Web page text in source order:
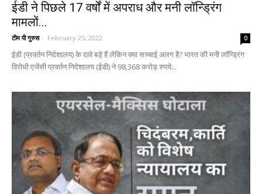
ईडी ने पिछले 17 वर्षों में अपराध और मनी लॉन्ड्रिंग
मामलों...
टीम पी गुरुस - February 25, 2022 0
ईडी (प्रवर्तन निदेशालय) के दावे बड़े हैं लेकिन क्या सच्चाई अलग है? भारत की मनी लॉन्ड्रिंग
विरोधी एजेंसी प्रवर्तन निदेशालय (ईडी) ने 98,368 करोड़ रुपये...